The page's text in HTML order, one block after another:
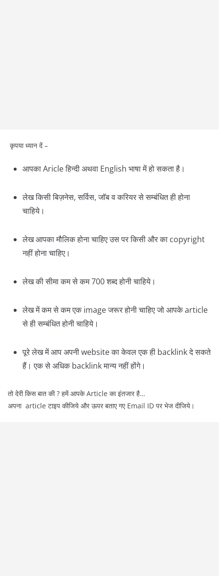
कृपया ध्यान दें –
आपका Aricle हिन्दी अथवा English भाषा में हो सकता है।
लेख किसी बिज़नेस, सर्विस, जॉब व करियर से सम्बंधित ही होना
चाहिये।
लेख आपका मौलिक होना चाहिए उस पर किसी और का copyright
नहीं होना चाहिए।
लेख की सीमा कम से कम 700 शब्द होनी चाहिये।
लेख में कम से कम एक image जरूर होनी चाहिए जो आपके article
से ही सम्बंधित होनी चाहिये।
पूरे लेख में आप अपनी website का केवल एक ही backlink दे सकते
हैं। एक से अधिक backlink मान्य नहीं होंगे।
तो देरी किस बात की ? हमें आपके Article का इंतजार है…
अपना article टाइप कीजिये और ऊपर बताए गए Email ID पर भेज दीजिये।